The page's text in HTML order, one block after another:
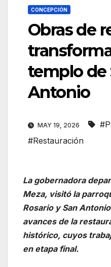
CONCEPCIÓN
Obras de
templo de
Antonio
MAY 19, 2026
#Restauración
La gobernadora
Meza, visitó la
Rosario y San
avances de la
histórico, cuyos
en etapa final.